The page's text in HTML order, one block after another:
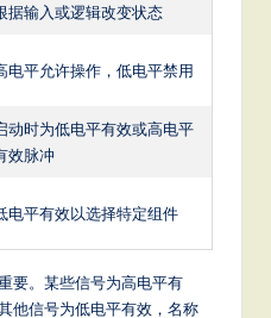
据输入或逻辑改变状态
电平允许操作，低电平禁用
动时为低电平有效或高电平
效脉冲
电平有效以选择特定组件
要。某些信号为高电平有
他信号为低电平有效，名称